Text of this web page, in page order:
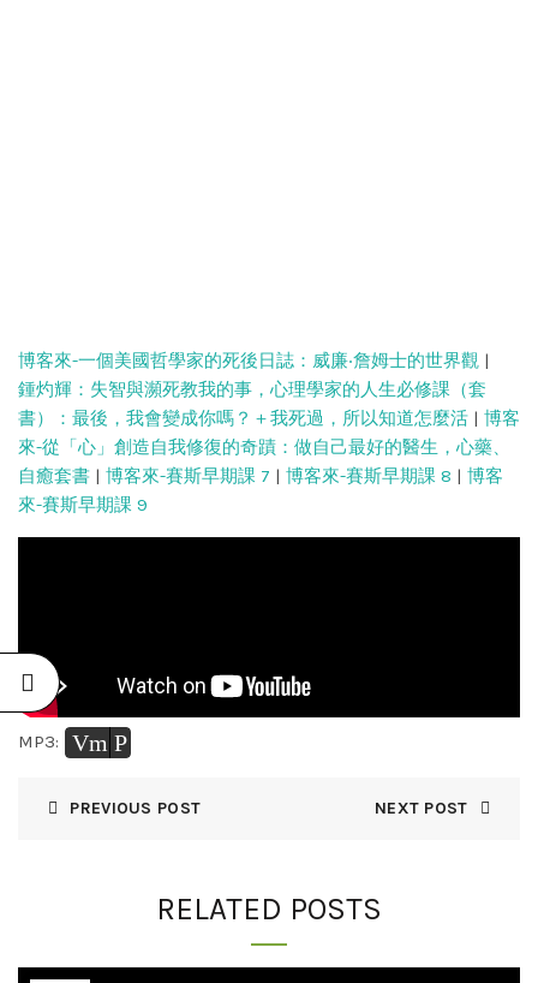
博客來-一個美國哲學家的死後日誌：威廉‧詹姆士的世界觀 |
鍾灼輝：失智與瀕死教我的事，心理學家的人生必修課（套
書）：最後，我會變成你嗎？＋我死過，所以知道怎麼活 | 博客
來-從「心」創造自我修復的奇蹟：做自己最好的醫生，心藥、
自癒套書 | 博客來-賽斯早期課 7 | 博客來-賽斯早期課 8 | 博客
來-賽斯早期課 9
MP3: Vm P
PREVIOUS POST NEXT POST
RELATED POSTS